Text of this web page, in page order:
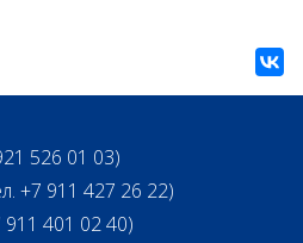
526 01 03)
+7 911 427 26 22)
401 02 40)